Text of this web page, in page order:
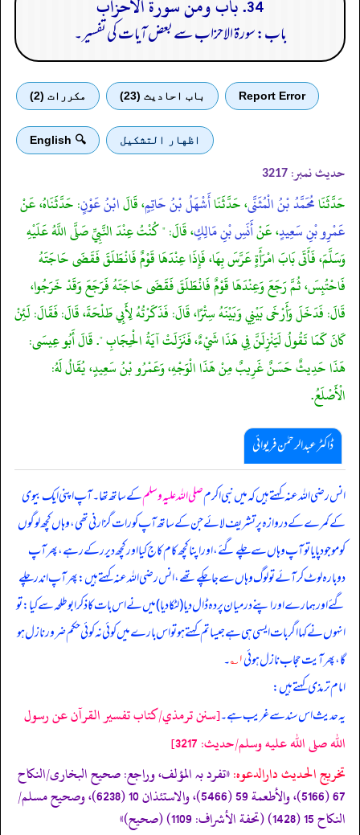
34. باب ومن سورة الأحزاب
باب: سورۃ الاحزاب سے بعض آیات کی تفسیر۔
Report Error باب احادیث (23) مكررات (2)
اظهار التشكيل 🔍 English
حدیث نمبر: 3217
حَدَّثَنَامُحَمَّدُ بْنُ الْمُثَنَّى، حَدَّثَنَاأَشْهَلُ بْنُ حَاتِمٍ، قَالَابْنُ عَوْنٍ: حَدَّثَنَاهُ، عَنْ
عَمْرِو بْنِ سَعِيدٍ، عَنْأَنَسِ بْنِ مَالِكٍ، قَالَ: " كُنْتُ عِنْدَ النَّبِيِّ صَلَّى اللَّهُ عَلَيْهِ
وَسَلَّمَ، فَأَتَى بَابَ امْرَأَةٍ عَرَّسَ بِهَا، فَإِذَا عِنْدَهَا قَوْمٌ فَانْطَلَقَ فَقَضَى حَاجَتَهُ
فَاحْتُبِسَ، ثُمَّ رَجَعَ وَعِنْدَهَا قَوْمٌ فَانْطَلَقَ فَقَضَى حَاجَتَهُ فَرَجَعَ وَقَدْ خَرَجُوا،
قَالَ: فَدَخَلَ وَأَرْخَى بَيْنِي وَبَيْنَهُ سِتْرًا، قَالَ: فَذَكَرْتُهُ لِأَبِي طَلْحَةَ، قَالَ: فَقَالَ: لَئِنْ
كَانَ كَمَا تَقُولُ لَيَنْزِلَنَّ فِي هَذَا شَيْءٌ، فَنَزَلَتْ آيَةُ الْحِجَابِ ". قَالَ أَبُو عِيسَى:
هَذَا حَدِيثٌ حَسَنٌ غَرِيبٌ مِنْ هَذَا الْوَجْهِ، وَعَمْرُو بْنُ سَعِيدٍ، يُقَالُ لَهُ:
الْأَصْلَعُ.
ڈاکٹر عبدالرحمٰن فریوائی
انس رضی الله عنہ کہتے ہیں کہمیں نبی اکرمصلی اللہ علیہ وسلمکے ساتھ تھا۔ آپ اپنی ایک بیوی
کے کمرے کے دروازہ پر تشریف لائے جن کے ساتھ آپ کو رات گزارنی تھی، وہاں کچھ لوگوں
کو موجود پایا تو آپ وہاں سے چلے گئے، اور اپنا کچھ کام کاج کیا اور کچھ دیر رکے رہے، پھر آپ
دوبارہ لوٹ کر آئے تو لوگ وہاں سے جا چکے تھے، انس رضی الله عنہ کہتے ہیں: پھر آپ اندر چلے
گئے اور ہمارے اور اپنے درمیان پردہ ڈال دیا (لٹکا دیا) میں نے اس بات کا ذکر ابوطلحہ سے کیا: تو
انہوں نے کہا اگر بات ایسی ہی ہے جیسا تم کہتے ہو تو اس بارے میں کوئی نہ کوئی حکم ضرور نازل ہو
گا، پھر آیت حجاب نازل ہوئی۱؎ ۔
امام ترمذی کہتے ہیں:
یہ حدیث اس سند سے غریب ہے۔[سنن ترمذي/كتاب تفسير القرآن عن رسول
الله صلى الله عليه وسلم/حدیث: 3217]
تخریج الحدیث دارالدعوہ:«تفرد بہ المؤلف، وراجع: صحیح البخاری/النکاح
67 (5166)، والأطعمة 59 (5466)، والاستئذان 10 (6238)، وصحیح مسلم/
النکاح 15 (1428) (تحفة الأشراف: 1109) (صحیح)»